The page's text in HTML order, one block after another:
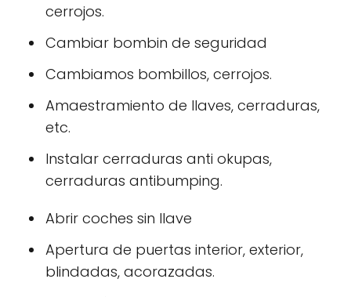
cerrojos.
Cambiar bombin de seguridad
Cambiamos bombillos, cerrojos.
Amaestramiento de llaves, cerraduras,
etc.
Instalar cerraduras anti okupas,
cerraduras antibumping.
Abrir coches sin llave
Apertura de puertas interior, exterior,
blindadas, acorazadas.